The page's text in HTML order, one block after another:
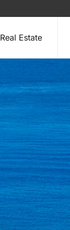
Real Estate